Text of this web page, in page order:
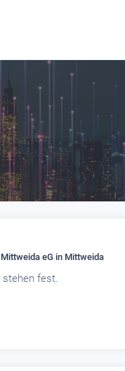
eG in Mittweida
stehen fest.